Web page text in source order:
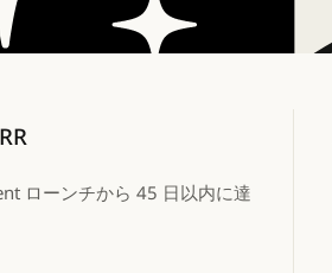
ローンチから 45 日以内に達